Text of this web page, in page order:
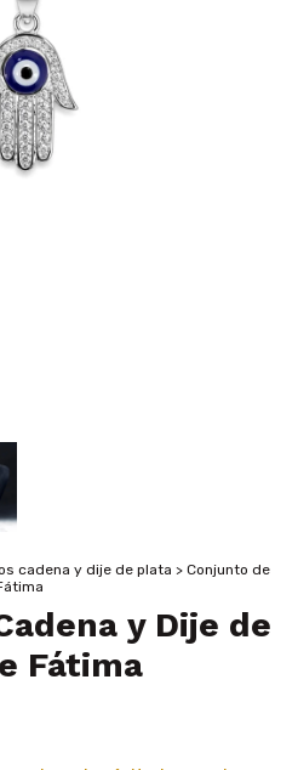
cadena y dije de plata > Conjunto de
y Dije de
Fátima